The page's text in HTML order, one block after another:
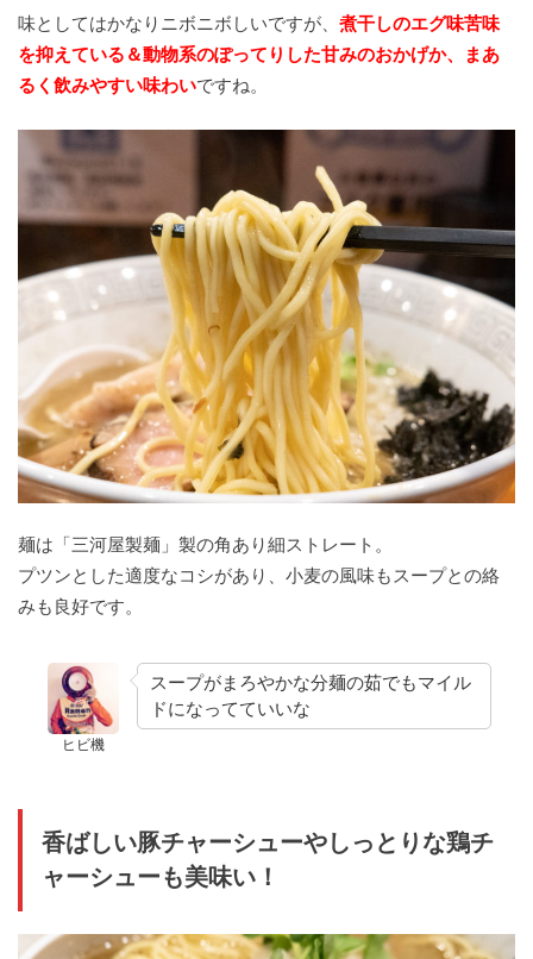
味としてはかなりニボニボしいですが、 煮干しのエグ味苦味
を抑えている＆動物系のぽってりした甘みのおかげか、まあ
るく飲みやすい味わいですね。
麺は「三河屋製麺」製の角あり細ストレート。
プツンとした適度なコシがあり、小麦の風味もスープとの絡
みも良好です。
ヒビ機
スープがまろやかな分麺の茹でもマイル
ドになってていいな
香ばしい豚チャーシューやしっとりな鶏チ
ャーシューも美味い！